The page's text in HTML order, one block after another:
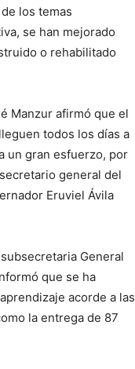
los temas
se han mejorado
o rehabilitado
Manzur afirmó que el
todos los días a
un gran esfuerzo, por
general del
Eruviel Ávila
General
que se ha
acorde a las
la entrega de 87